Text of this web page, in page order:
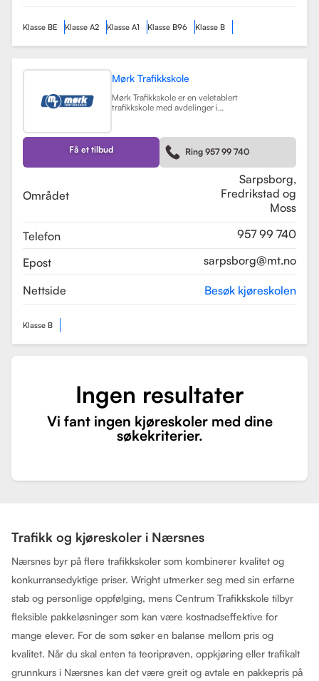
Klasse BE Klasse A2 Klasse A1 Klasse B96 Klasse B
Mørk Trafikkskole
Mørk Trafikkskole er en veletablert
trafikkskole med avdelinger i
på undervisningen, og har fått
positive tilbakemeldinger fra elever,
med vurderinger som 5.0 i
Sarpsborg og 4.4 i Fredrikstad.
Få et tilbud Ring 957 99 740
Området
Sarpsborg,
Fredrikstad og
Moss
Telefon
957 99 740
Epost
sarpsborg@mt.no
Nettside Besøk kjøreskolen
Klasse B
Ingen resultater
Vi fant ingen kjøreskoler med dine
søkekriterier.
Trafikk og kjøreskoler i Nærsnes
Nærsnes byr på flere trafikkskoler som kombinerer kvalitet og
konkurransedyktige priser. Wright utmerker seg med sin erfarne
stab og personlige oppfølging, mens Centrum Trafikkskole tilbyr
fleksible pakkeløsninger som kan være kostnadseffektive for
mange elever. For de som søker en balanse mellom pris og
kvalitet. Når du skal enten ta teoriprøven, oppkjøring eller trafikalt
grunnkurs i Nærsnes kan det være greit og avtale en pakkepris på